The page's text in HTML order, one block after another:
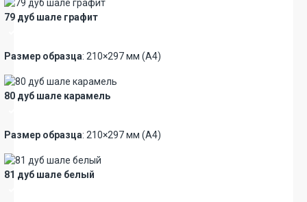
79 дуб шале графит
Размер образца: 210×297 мм (А4)
80 дуб шале карамель
Размер образца: 210×297 мм (А4)
81 дуб шале белый